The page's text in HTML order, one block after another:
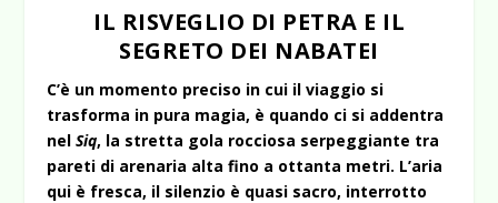
IL RISVEGLIO DI PETRA E IL
SEGRETO DEI NABATEI
C’è un momento preciso in cui il viaggio si
trasforma in pura magia, è quando ci si addentra
nelSiq, la stretta gola rocciosa serpeggiante tra
pareti di arenaria alta fino a ottanta metri. L’aria
qui è fresca, il silenzio è quasi sacro, interrotto